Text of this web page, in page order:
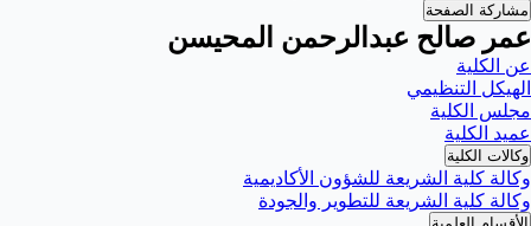
مشاركة الصفحة
عمر صالح عبدالرحمن المحيسن
عن الكلية
الهيكل التنظيمي
مجلس الكلية
عميد الكلية
وكالات الكلية
وكالة كلية الشريعة للشؤون الأكاديمية
وكالة كلية الشريعة للتطوير والجودة